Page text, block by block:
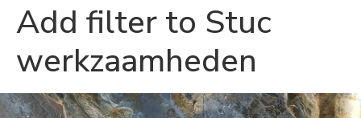
Add filter to Stuc
werkzaamheden